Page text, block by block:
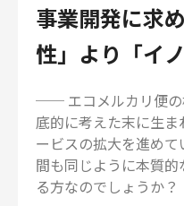
事業開発に求
性」より「イ
── エコメルカリ便の
底的に考えた末に生
ービスの拡大を進め
間も同じように本質
る方なのでしょうか？